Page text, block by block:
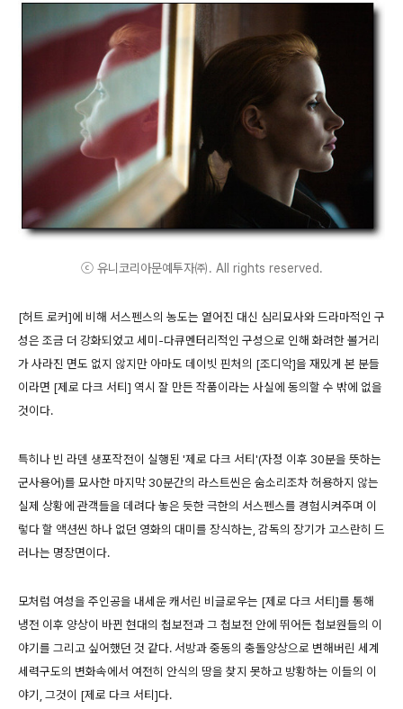
ⓒ 유니코리아문예투자㈜. All rights reserved.
[허트 로커]에 비해 서스펜스의 농도는 옅어진 대신 심리묘사와 드라마적인 구
성은 조금 더 강화되었고 세미-다큐멘터리적인 구성으로 인해 화려한 볼거리
가 사라진 면도 없지 않지만 아마도 데이빗 핀처의 [조디악]을 재밌게 본 분들
이라면 [제로 다크 서티] 역시 잘 만든 작품이라는 사실에 동의할 수 밖에 없을
것이다.
특히나 빈 라덴 생포작전이 실행된 '제로 다크 서티'(자정 이후 30분을 뜻하는
군사용어)를 묘사한 마지막 30분간의 라스트씬은 숨소리조차 허용하지 않는
실제 상황에 관객들을 데려다 놓은 듯한 극한의 서스펜스를 경험시켜주며 이
렇다 할 액션씬 하나 없던 영화의 대미를 장식하는, 감독의 장기가 고스란히 드
러나는 명장면이다.
모처럼 여성을 주인공을 내세운 캐서린 비글로우는 [제로 다크 서티]를 통해
냉전 이후 양상이 바뀐 현대의 첩보전과 그 첩보전 안에 뛰어든 첩보원들의 이
야기를 그리고 싶어했던 것 같다. 서방과 중동의 충돌양상으로 변해버린 세계
세력구도의 변화속에서 여전히 안식의 땅을 찾지 못하고 방황하는 이들의 이
야기, 그것이 [제로 다크 서티]다.